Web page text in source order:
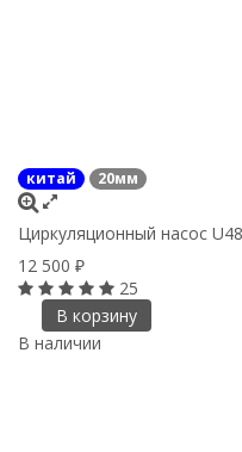
китай 20мм
Циркуляционный насос
12 500 ₽
25
В корзину
В наличии